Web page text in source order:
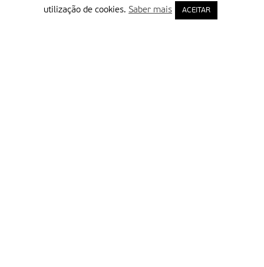
utilização de cookies. Saber mais ACEITAR